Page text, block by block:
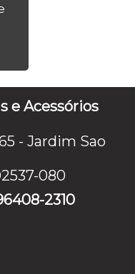
e Acessórios
- Jardim Sao
080
2310